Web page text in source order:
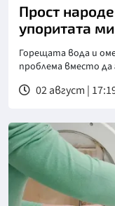
Прост
упоритата
Горещата вода и
проблема вместо
02 август |